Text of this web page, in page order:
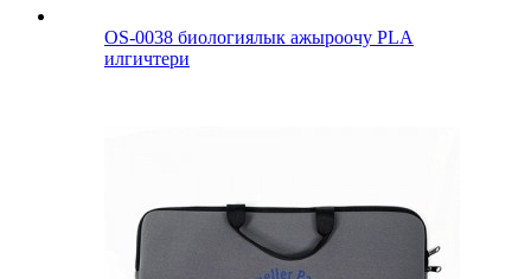
OS-0038 биологиялык ажыроочу PLA
илгичтери